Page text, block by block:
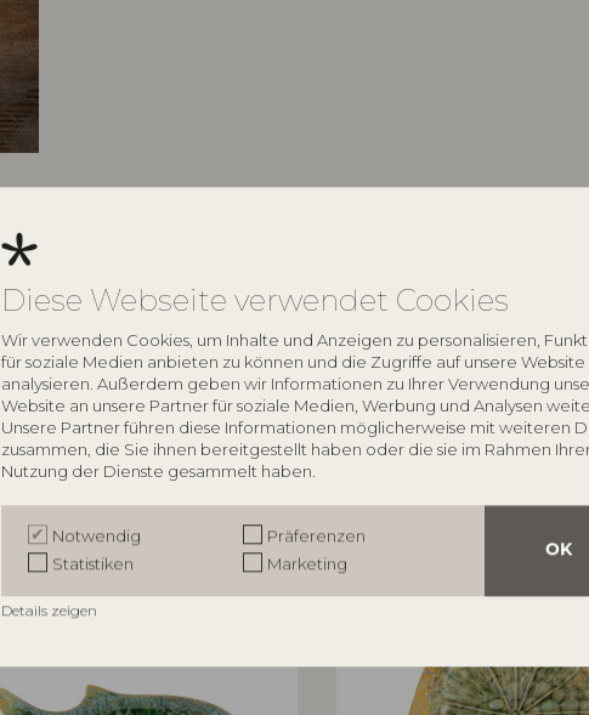
Diese Webseite verwendet Cookies
Wir verwenden Cookies, um Inhalte und Anzeigen zu personalisieren,
für soziale Medien anbieten zu können und die Zugriffe auf unsere Website
analysieren. Außerdem geben wir Informationen zu Ihrer Verwendung
Website an unsere Partner für soziale Medien, Werbung und Analysen
Unsere Partner führen diese Informationen möglicherweise mit weiteren
zusammen, die Sie ihnen bereitgestellt haben oder die sie im Rahmen
Nutzung der Dienste gesammelt haben.
OK
Notwendig
Präferenzen
Statistiken
Marketing
Details zeigen
keyboard_arrow_down